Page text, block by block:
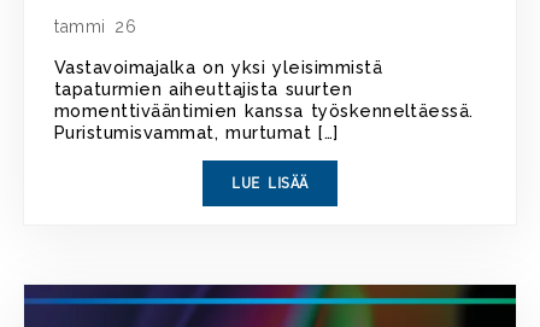
tammi 26
Vastavoimajalka on yksi yleisimmistä
tapaturmien aiheuttajista suurten
momenttivääntimien kanssa työskenneltäessä.
Puristumisvammat, murtumat […]
LUE LISÄÄ